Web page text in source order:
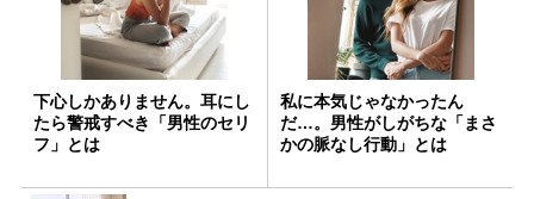
下心しかありません。耳にし
たら警戒すべき「男性のセリ
フ」とは
私に本気じゃなかったん
だ…。男性がしがちな「まさ
かの脈なし行動」とは